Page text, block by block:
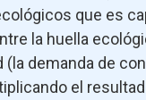
que es
la huella
(la demanda de
el